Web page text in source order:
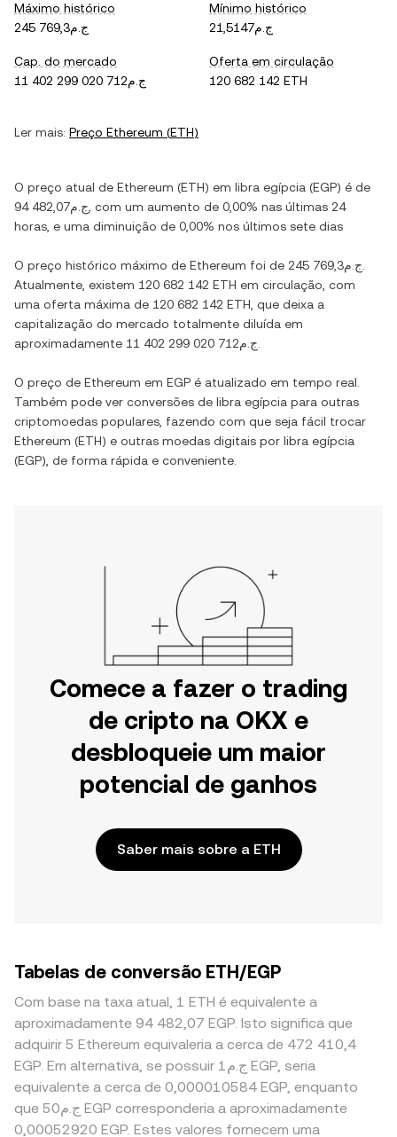
Máximo histórico
ج.م245 769,3
Mínimo histórico
ج.م21,5147
Cap. do mercado
ج.م11 402 299 020 712
Oferta em circulação
120 682 142 ETH
Ler mais: Preço Ethereum (ETH)
O preço atual de Ethereum (ETH) em libra egípcia (EGP) é de
ج.م94 482,07 , com um aumento de 0,00% nas últimas 24
horas, e uma diminuição de 0,00% nos últimos sete dias
O preço histórico máximo de Ethereum foi de ج.م245 769,3
Atualmente, existem 120 682 142 ETH em circulação, com
uma oferta máxima de 120 682 142 ETH , que deixa a
capitalização do mercado totalmente diluída em
aproximadamente
ج.م11 402 299 020 712
O preço de Ethereum em EGP é atualizado em tempo real.
Também pode ver conversões de libra egípcia para outras
criptomoedas populares, fazendo com que seja fácil trocar
Ethereum (ETH) e outras moedas digitais por libra egípcia
(EGP), de forma rápida e conveniente.
Comece a fazer o trading
de cripto na OKX e
desbloqueie um maior
potencial de ganhos
Saber mais sobre a ETH
Tabelas de conversão ETH/EGP
Com base na taxa atual, 1 ETH é equivalente a
aproximadamente 94 482,07 EGP. Isto significa que
adquirir 5 Ethereum equivaleria a cerca de 472 410,4
EGP. Em alternativa, se possuir ج.م1 EGP, seria
equivalente a cerca de 0,000010584 EGP, enquanto
que ج.م50 EGP corresponderia a aproximadamente
0,00052920 EGP. Estes valores fornecem uma